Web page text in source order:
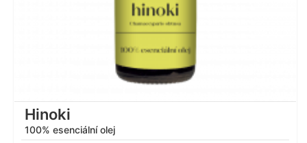
Hinoki
100% esenciální olej